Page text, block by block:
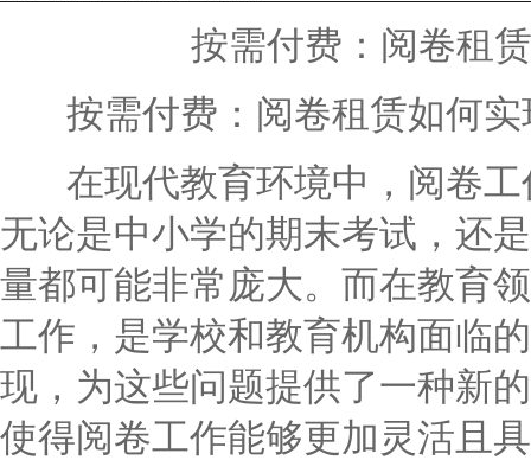
按需付费：阅卷租
按需付费：阅卷租赁如何实
在现代教育环境中，阅卷工
无论是中小学的期末考试，还
量都可能非常庞大。而在教育
工作，是学校和教育机构面临
现，为这些问题提供了一种新
使得阅卷工作能够更加灵活且